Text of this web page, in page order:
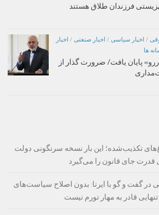
فرزندان طلاق هستند
/ اخبار سیاسی / اخبار صنعتی / اخبار
ها
پایان یافت/ ضرورت گذار از
تکذیب‌شده؛ این بار نسخه سرنگونی دولت
قدرت جای قانون را می‌گیرد
در گفت و گو با ایرنا: بدون اصلاح سیاست‌های
قادر به مهار تورم نیست